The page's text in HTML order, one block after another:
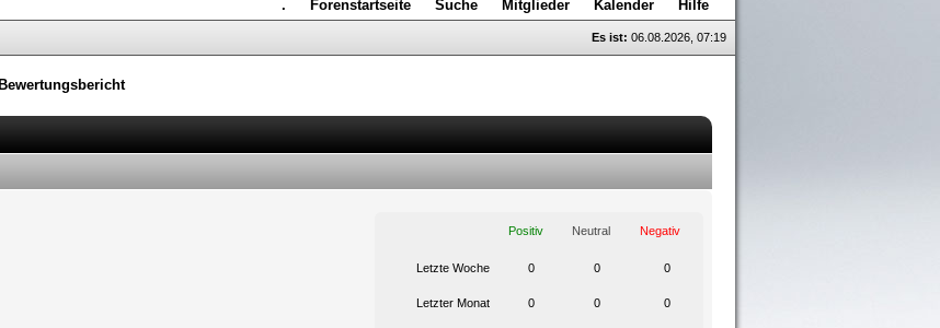
. Forenstartseite Suche Mitglieder Kalender Hilfe
Es ist: 06.08.2026, 07:19
Bewertungsbericht
Positiv Neutral Negativ
Letzte Woche 0 0 0
Letzter Monat 0 0 0